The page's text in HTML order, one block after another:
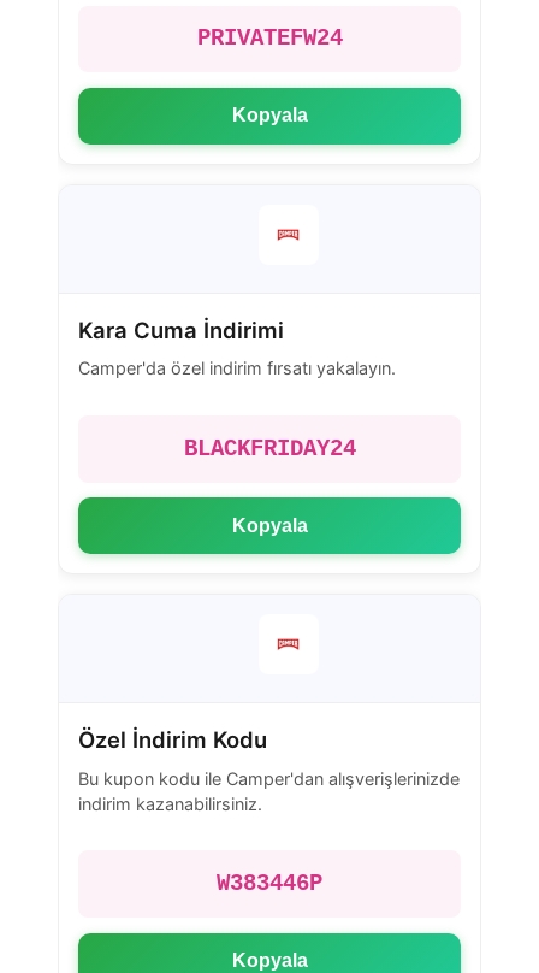
PRIVATEFW24
Kopyala
Kara Cuma İndirimi
Camper'da özel indirim fırsatı yakalayın.
BLACKFRIDAY24
Kopyala
Özel İndirim Kodu
Bu kupon kodu ile Camper'dan alışverişlerinizde
indirim kazanabilirsiniz.
W383446P
Kopyala